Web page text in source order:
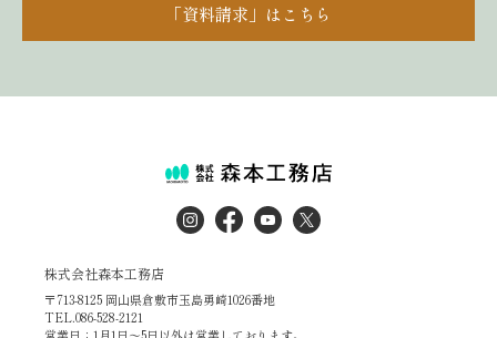
「資料請求」はこちら
株式会社森本工務店
〒713-8125 岡山県倉敷市玉島勇崎1026番地
TEL.086-528-2121
営業日：1月1日～5日以外は営業しております。